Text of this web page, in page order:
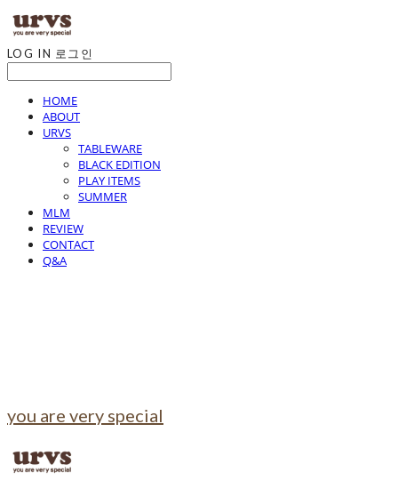
LOG IN 로그인
HOME
ABOUT
URVS
TABLEWARE
BLACK EDITION
PLAY ITEMS
SUMMER
MLM
REVIEW
CONTACT
Q&A
you are very special